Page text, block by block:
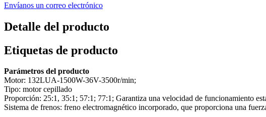
Envíanos un correo electrónico
Detalle del producto
Etiquetas de producto
Parámetros del producto
Motor: 132LUA-1500W-36V-3500r/min;
Tipo: motor cepillado
Proporción: 25:1, 35:1; 57:1; 77:1; Garantiza una velocidad de funcionamiento
Sistema de frenos: freno electromagnético incorporado, que proporciona una